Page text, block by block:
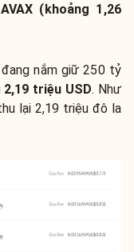
(khoảng 1,26
nắm giữ 250 tỷ
2,19 triệu USD. Như
lại 2,19 triệu đô la